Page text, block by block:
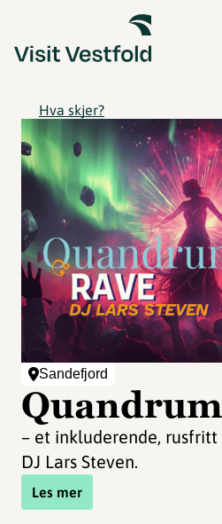
Hva skjer?
Sandefjord
– et inkluderende,
DJ Lars Steven.
Les mer